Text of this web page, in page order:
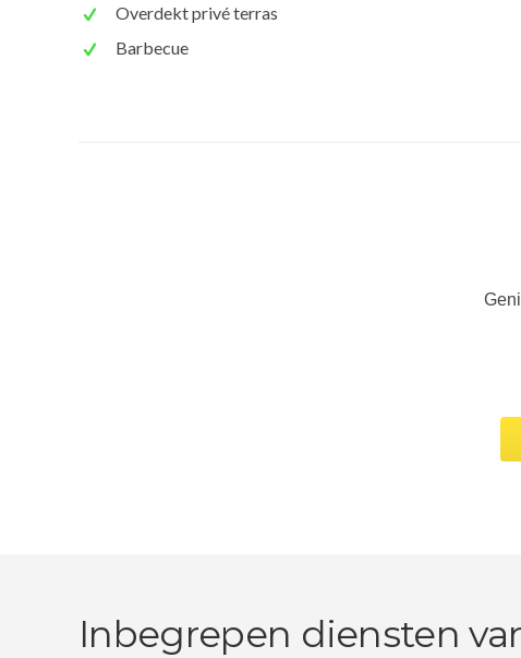
Overdekt privé terras
Barbecue
Inbegrepen diensten